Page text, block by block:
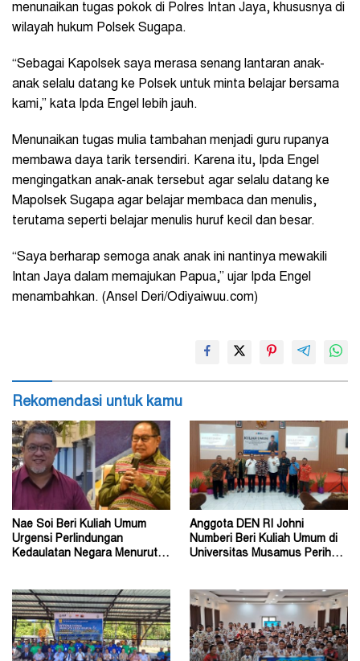
menunaikan tugas pokok di Polres Intan Jaya, khususnya di
wilayah hukum Polsek Sugapa.
“Sebagai Kapolsek saya merasa senang lantaran anak-
anak selalu datang ke Polsek untuk minta belajar bersama
kami,” kata Ipda Engel lebih jauh.
Menunaikan tugas mulia tambahan menjadi guru rupanya
membawa daya tarik tersendiri. Karena itu, Ipda Engel
mengingatkan anak-anak tersebut agar selalu datang ke
Mapolsek Sugapa agar belajar membaca dan menulis,
terutama seperti belajar menulis huruf kecil dan besar.
“Saya berharap semoga anak anak ini nantinya mewakili
Intan Jaya dalam memajukan Papua,” ujar Ipda Engel
menambahkan. (Ansel Deri/Odiyaiwuu.com)
Rekomendasi untuk kamu
Nae Soi Beri Kuliah Umum
Urgensi Perlindungan
Kedaulatan Negara Menurut
Anggota DEN RI Johni
Numberi Beri Kuliah Umum di
Universitas Musamus Perihal